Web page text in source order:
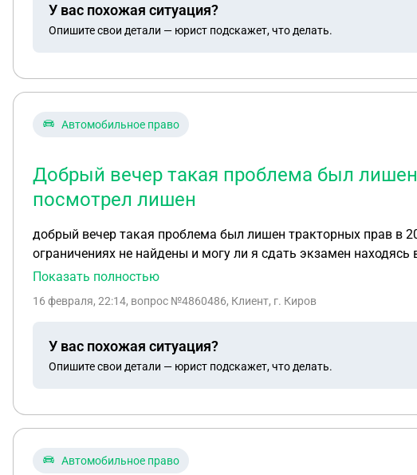
У вас похожая ситуация?
Опишите свои детали — юрист подскажет, что делать.
Автомобильное право
Добрый вечер такая проблема был
посмотрел лишен
добрый вечер такая проблема был лишен тракторных прав в
ограничениях не найдены и могу ли я сдать экзамен находясь
Показать полностью
16 февраля, 22:14, вопрос №4860486, Клиент, г. Киров
У вас похожая ситуация?
Опишите свои детали — юрист подскажет, что делать.
Автомобильное право